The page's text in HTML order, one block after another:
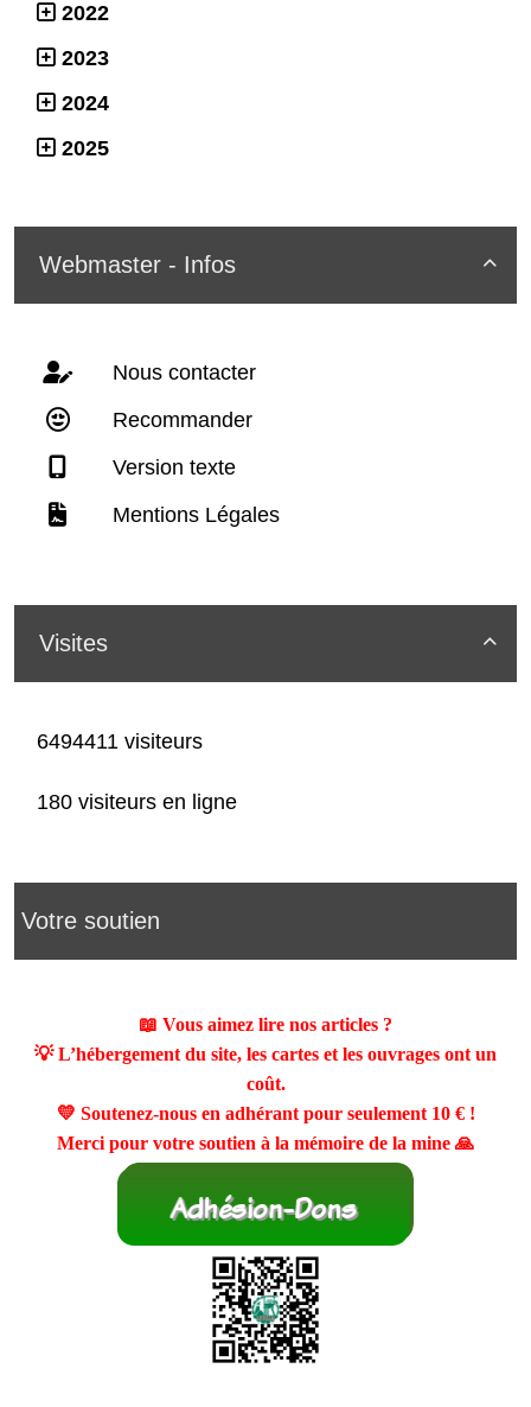
2022
2023
2024
2025

Webmaster - Infos
Nous contacter
Recommander
Version texte
Mentions Légales

Visites
6494411 visiteurs
180 visiteurs en ligne
Votre soutien
📖 Vous aimez lire nos articles ?
💡 L’hébergement du site, les cartes et les ouvrages ont un
coût.
💛 Soutenez-nous en adhérant pour seulement 10 €!
Merci pour votre soutien à la mémoire de la mine 🙏